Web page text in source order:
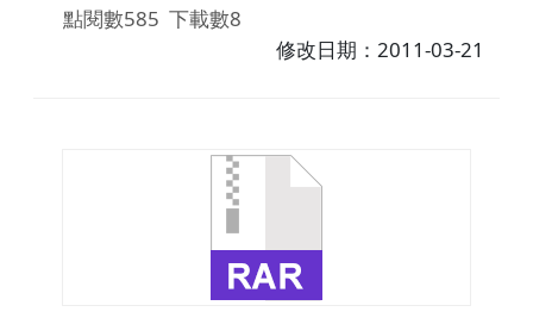
點閱數585 下載數8
修改日期：2011-03-21